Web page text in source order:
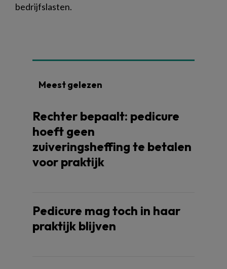
bedrijfslasten.
Meest gelezen
Rechter bepaalt: pedicure
hoeft geen
zuiveringsheffing te betalen
voor praktijk
Pedicure mag toch in haar
praktijk blijven